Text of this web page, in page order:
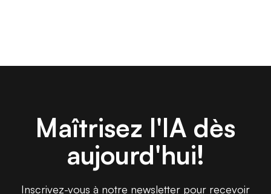
Maîtrisez l'IA dès
aujourd'hui!
Inscrivez-vous à notre newsletter pour recevoir